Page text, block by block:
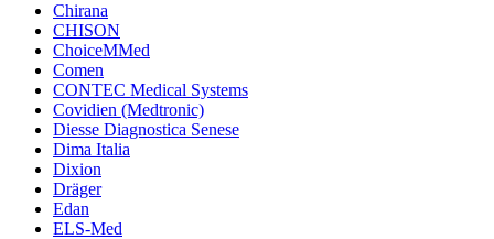
Chirana
CHISON
ChoiceMMed
Comen
CONTEC Medical Systems
Covidien (Medtronic)
Diesse Diagnostica Senese
Dima Italia
Dixion
Dräger
Edan
ELS-Med